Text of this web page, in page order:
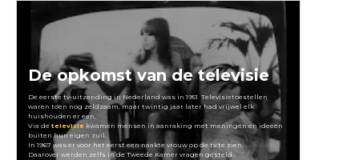
De opkomst van de televisie
De eerste tv-uitzending in Nederland was in 1951. Televisietoestellen
waren toen nog zeldzaam, maar twintig jaar later had vrijwel elk
huishouden er een.
Via de televisiekwamen mensen in aanraking met meningen en ideeën
buiten hun eigen zuil.
In 1967 was er voor het eerst een naakte vrouw op de tv te zien.
Daarover werden zelfs in de Tweede Kamer vragen gesteld..